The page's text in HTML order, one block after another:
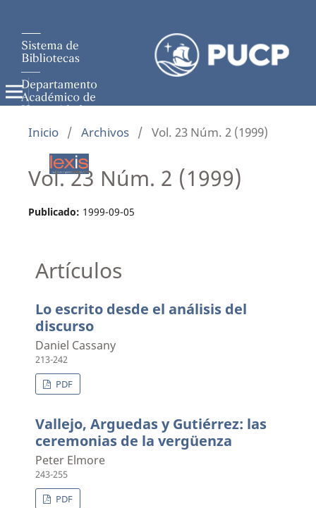
Inicio / Archivos / Vol. 23 Núm. 2 (1999)
Vol. 23 Núm. 2 (1999)
Publicado: 1999-09-05
Artículos
Lo escrito desde el análisis del
discurso
Daniel Cassany
213-242
PDF
Vallejo, Arguedas y Gutiérrez: las
ceremonias de la vergüenza
Peter Elmore
243-255
PDF